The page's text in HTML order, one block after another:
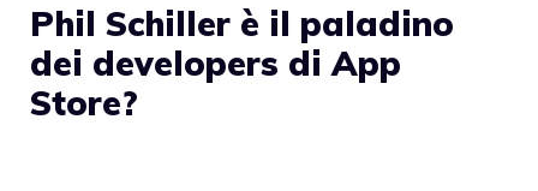
Phil Schiller è il paladino
dei developers di App
Store?